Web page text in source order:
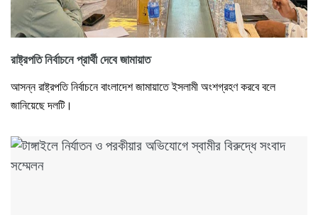
রাষ্ট্রপতি নির্বাচনে প্রার্থী দেবে জামায়াত
আসন্ন রাষ্ট্রপতি নির্বাচনে বাংলাদেশ জামায়াতে ইসলামী অংশগ্রহণ করবে বলে
জানিয়েছে দলটি।